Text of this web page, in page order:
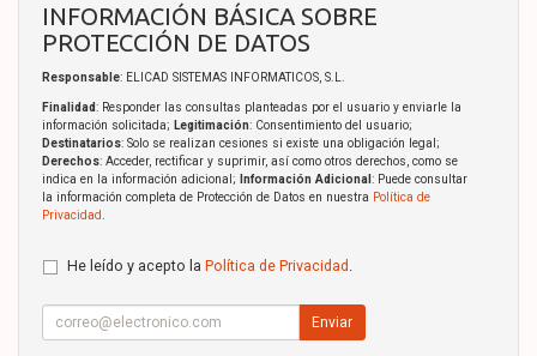
INFORMACIÓN BÁSICA SOBRE
PROTECCIÓN DE DATOS
Responsable: ELICAD SISTEMAS INFORMATICOS, S.L.
Finalidad: Responder las consultas planteadas por el usuario y enviarle la
información solicitada; Legitimación: Consentimiento del usuario;
Destinatarios: Solo se realizan cesiones si existe una obligación legal;
Derechos: Acceder, rectificar y suprimir, así como otros derechos, como se
indica en la información adicional;
Información Adicional : Puede consultar
la información completa de Protección de Datos en nuestra Política de
Privacidad
He leído y acepto la Política de Privacidad
Enviar